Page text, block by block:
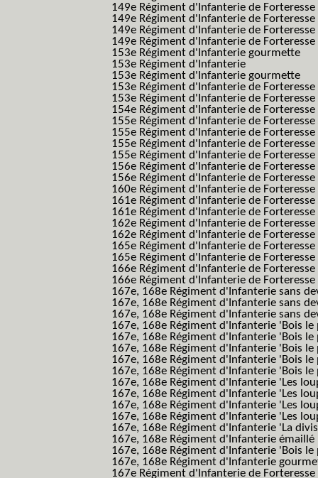
149e Régiment d'Infanterie de
149e Régiment d'Infanterie de
149e Régiment d'Infanterie de
149e Régiment d'Infanterie de
153e Régiment d'Infanterie gourmette
153e Régiment d'Infanterie
153e Régiment d'Infanterie gourmette
153e Régiment d'Infanterie de
153e Régiment d'Infanterie de
154e Régiment d'Infanterie de Forteresse
155e Régiment d'Infanterie de
155e Régiment d'Infanterie de
155e Régiment d'Infanterie de
155e Régiment d'Infanterie de
156e Régiment d'Infanterie de Forteresse
156e Régiment d'Infanterie de
160e Régiment d'Infanterie de
161e Régiment d'Infanterie de Forteresse
161e Régiment d'Infanterie de
162e Régiment d'Infanterie de Forteresse
162e Régiment d'Infanterie de
165e Régiment d'Infanterie de Forteresse
165e Régiment d'Infanterie de Forteresse
166e Régiment d'Infanterie de Forteresse
166e Régiment d'Infanterie de Forteresse
167e, 168e Régiment d'Infanterie sans
167e, 168e Régiment d'Infanterie sans
167e, 168e Régiment d'Infanterie sans
167e, 168e Régiment d'Infanterie 'Bois
167e, 168e Régiment d'Infanterie 'Bois
167e, 168e Régiment d'Infanterie 'Bois
167e, 168e Régiment d'Infanterie 'Bois
167e, 168e Régiment d'Infanterie 'Bois
167e, 168e Régiment d'Infanterie 'Les
167e, 168e Régiment d'Infanterie 'Les
167e, 168e Régiment d'Infanterie 'Les
167e, 168e Régiment d'Infanterie 'Les
167e, 168e Régiment d'Infanterie 'La
167e, 168e Régiment d'Infanterie émaillé
167e, 168e Régiment d'Infanterie 'Bois
167e, 168e Régiment d'Infanterie
167e Régiment d'Infanterie de